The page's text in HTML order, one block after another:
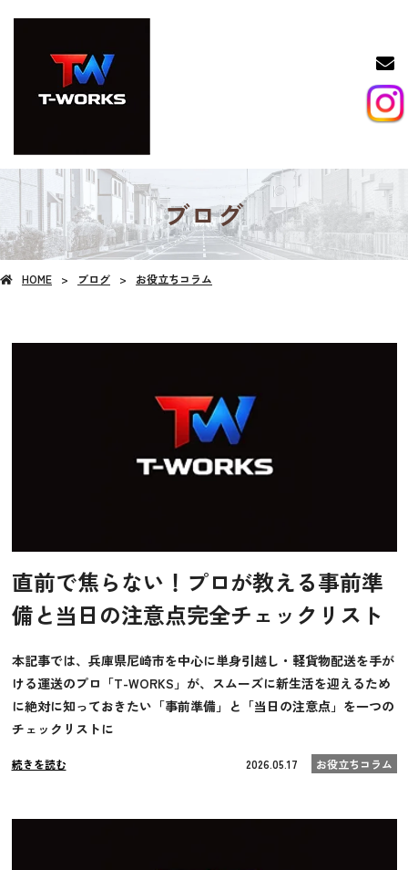
ブログ
HOME ブログ お役立ちコラム
直前で焦らない！プロが教える事前準
備と当日の注意点完全チェックリスト
本記事では、兵庫県尼崎市を中心に単身引越し・軽貨物配送を手が
ける運送のプロ「T-WORKS」が、スムーズに新生活を迎えるため
に絶対に知っておきたい「事前準備」と「当日の注意点」を一つの
チェックリストに
続きを読む 2026.05.17 お役立ちコラム